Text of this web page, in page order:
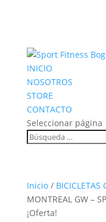
INICIO
NOSOTROS
STORE
CONTACTO
Seleccionar página
Inicio/ BICICLETAS
MONTREAL GW –
¡Oferta!